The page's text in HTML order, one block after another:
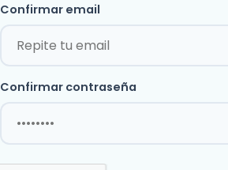
Confirmar email
Confirmar contraseña